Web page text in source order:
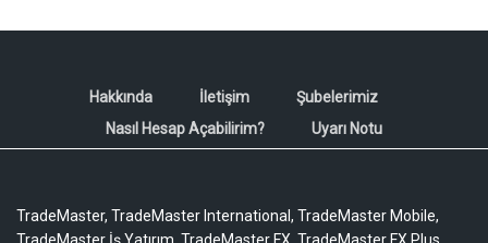
Hakkında İletişim
Şubelerimiz
Nasıl Hesap Açabilirim?
Uyarı Notu
TradeMaster, TradeMaster International, TradeMaster Mobile,
TradeMaster İş Yatırım, TradeMaster FX, TradeMaster FX Plus,